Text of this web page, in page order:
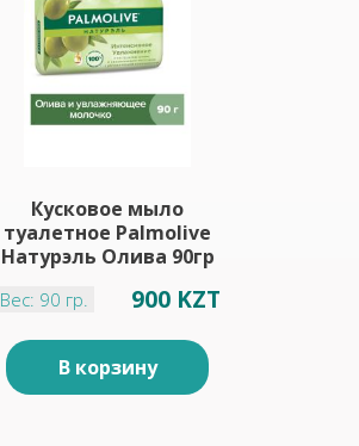
Кусковое мыло
туалетное Palmolive
Натурэль Олива 90гр
Вес: 90 гр. 900 KZT
В корзину